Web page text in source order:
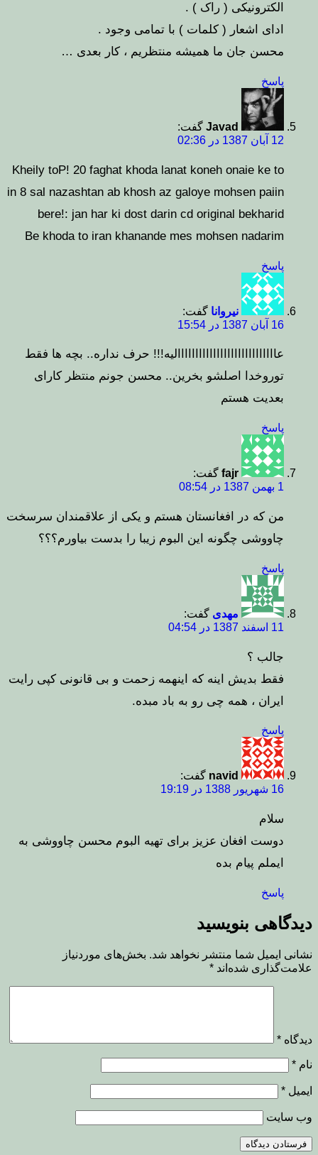
الکترونیکی ( راک ) .
ادای اشعار ( کلمات ) با تمامی وجود .
محسن جان ما همیشه منتظریم ، کار بعدی …
پاسخ
Javad گفت:
12 آبان 1387 در 02:36
Kheily toP! 20 faghat khoda lanat koneh onaie ke to
in 8 sal nazashtan ab khosh az galoye mohsen paiin
bere!: jan har ki dost darin cd original bekharid
Be khoda to iran khanande mes mohsen nadarim
پاسخ
نیروانا گفت:
16 آبان 1387 در 15:54
عاااااااااااااااااااااااااااالیه!!! حرف نداره.. بچه ها فقط
توروخدا اصلشو بخرین.. محسن جونم منتظر کارای
بعدیت هستم
پاسخ
fajr گفت:
1 بهمن 1387 در 08:54
من که در افغانستان هستم و یکی از علاقمندان سرسخت
چاووشی چگونه این البوم زیبا را بدست بیاورم؟؟؟
پاسخ
مهدی گفت:
11 اسفند 1387 در 04:54
جالب ؟
فقط بدیش اینه که اینهمه زحمت و بی قانونی کپی رایت
ایران ، همه چی رو به باد مبده.
پاسخ
navid گفت:
16 شهریور 1388 در 19:19
سلام
دوست افغان عزیز برای تهیه البوم محسن چاووشی به
ایملم پیام بده
پاسخ
دیدگاهی بنویسید
نشانی ایمیل شما منتشر نخواهد شد. بخش‌های موردنیاز
علامت‌گذاری شده‌اند *
دیدگاه *
نام *
ایمیل *
وب‌ سایت